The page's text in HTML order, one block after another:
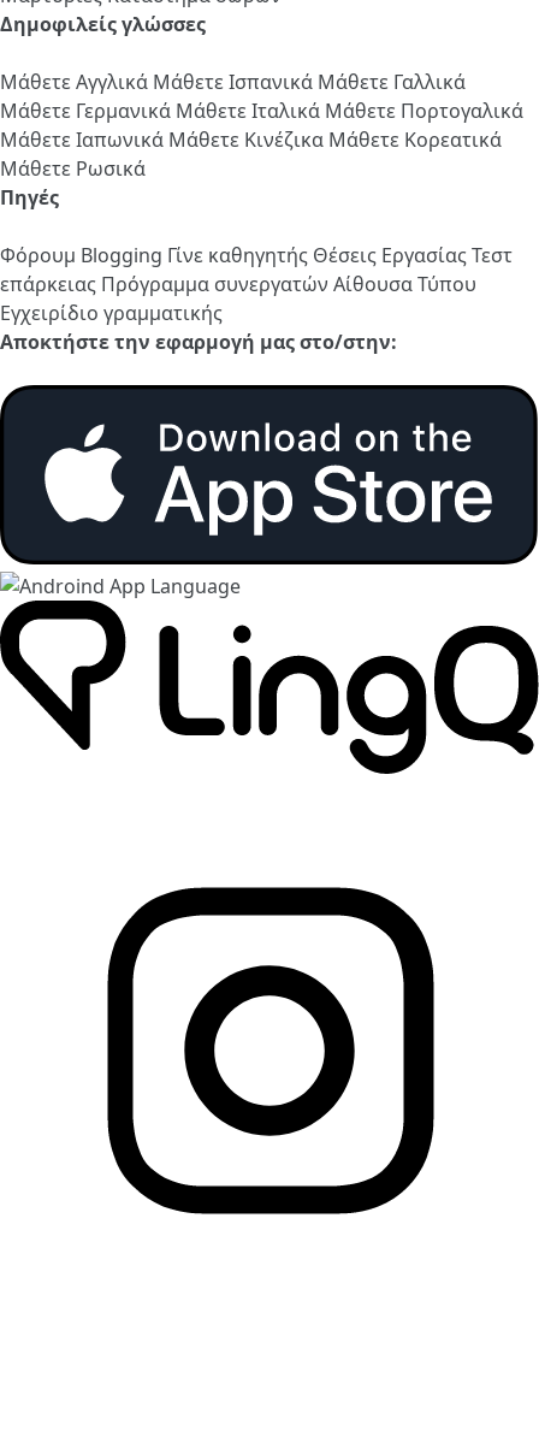
Δημοφιλείς γλώσσες
Μάθετε Αγγλικά Μάθετε Ισπανικά Μάθετε Γαλλικά
Μάθετε Γερμανικά Μάθετε Ιταλικά Μάθετε Πορτογαλικά
Μάθετε Ιαπωνικά Μάθετε Κινέζικα Μάθετε Κορεατικά
Μάθετε Ρωσικά
Πηγές
Φόρουμ Blogging Γίνε καθηγητής Θέσεις ΕργασίαςΤεστ
επάρκειας Πρόγραμμα συνεργατών Αίθουσα Τύπου
Εγχειρίδιο γραμματικής
Αποκτήστε την εφαρμογή μας στο/στην: